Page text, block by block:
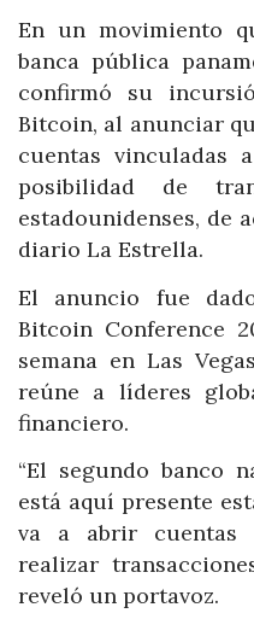
En un movimiento
banca pública
confirmó su
Bitcoin, al anunciar
cuentas vinculadas
posibilidad de
estadounidenses, de
diario La Estrella.
El anuncio fue
Bitcoin Conference
semana en Las
reúne a líderes
financiero.
“El segundo banco
está aquí presente
va a abrir cuentas
realizar
reveló un portavoz.